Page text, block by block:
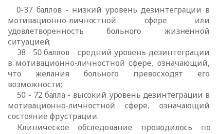
0-37 баллов - низкий уровень дезинтеграции в
мотивационно-личностной сфере или
удовлетворенность больного жизненной
ситуацией;
38 - 50 баллов - средний уровень дезинтеграции
в мотивационно-личностной сфере, означающий,
что желания больного превосходят его
возможности;
50 - 72 балла - высокий уровень дезинтеграции в
мотивационно-личностнойсфере, означающий
состояние фрустрации.
Клиническое обследование проводилось по